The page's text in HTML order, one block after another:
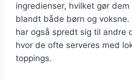
ingredienser, hvilket gør
blandt både børn og
har også spredt sig til andre
hvor de ofte serveres med
toppings.